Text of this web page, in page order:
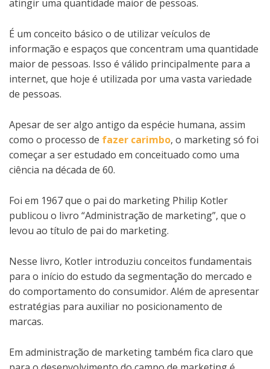
atingir uma quantidade maior de pessoas.
É um conceito básico o de utilizar veículos de
informação e espaços que concentram uma quantidade
maior de pessoas. Isso é válido principalmente para a
internet, que hoje é utilizada por uma vasta variedade
de pessoas.
Apesar de ser algo antigo da espécie humana, assim
como o processo de fazer carimbo, o marketing só foi
começar a ser estudado em conceituado como uma
ciência na década de 60.
Foi em 1967 que o pai do marketing Philip Kotler
publicou o livro “Administração de marketing”, que o
levou ao título de pai do marketing.
Nesse livro, Kotler introduziu conceitos fundamentais
para o início do estudo da segmentação do mercado e
do comportamento do consumidor. Além de apresentar
estratégias para auxiliar no posicionamento de
marcas.
Em administração de marketing também fica claro que